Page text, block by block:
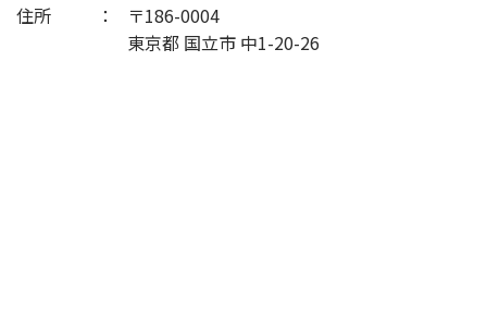
住所
〒186-0004
東京都 国立市 中1-20-26